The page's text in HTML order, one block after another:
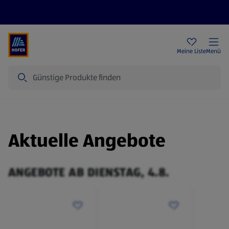
Meine ListeMenü
Aktuelle Angebote
ANGEBOTE AB DIENSTAG, 4.8.